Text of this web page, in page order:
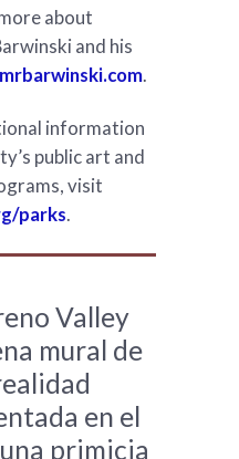
about
and his
mrbarwinski.com.
information
public art and
visit
parks.
Valley
mural de
en el
primicia